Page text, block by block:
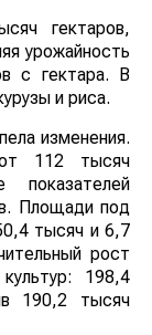
гектаров,
урожайность
с гектара. В
и риса.
изменения.
112 тысяч
Площади под
тысяч и 6,7
рост
198,4
190,2 тысяч